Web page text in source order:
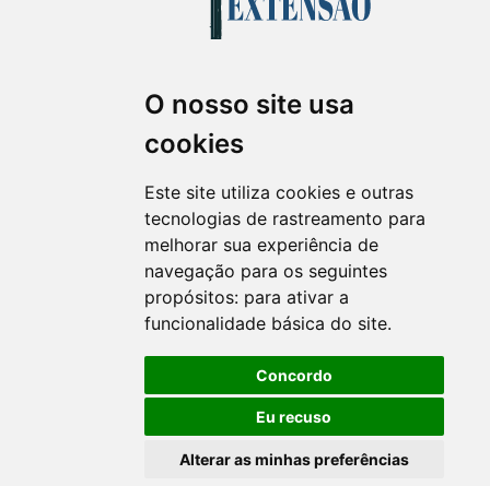
O nosso site usa
cookies
Este site utiliza cookies e outras
tecnologias de rastreamento para
melhorar sua experiência de
navegação para os seguintes
propósitos: para ativar a
funcionalidade básica do site.
Concordo
Eu recuso
Alterar as minhas preferências
Revista Extensão em Foco
ISSN 2358-7180 (on-line)
revistaextensao@ufpr.br